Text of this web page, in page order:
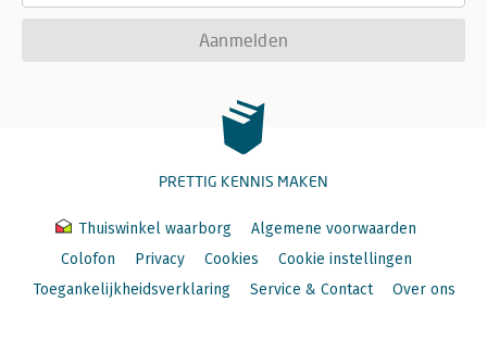
Aanmelden
PRETTIG KENNIS MAKEN
Thuiswinkel waarborg
Algemene voorwaarden
Colofon
Privacy Cookies
Cookie instellingen
Toegankelijkheidsverklaring
Service & Contact Over ons